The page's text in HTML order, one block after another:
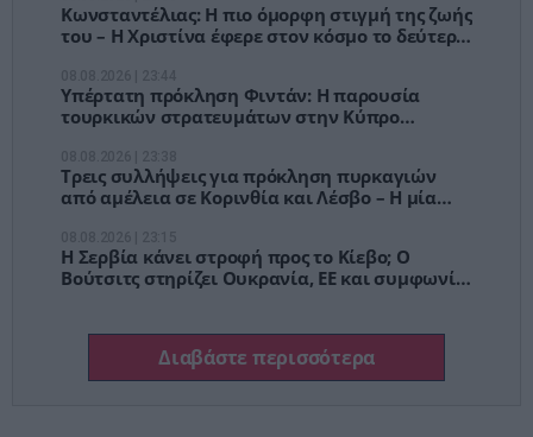
Κωνσταντέλιας: Η πιο όμορφη στιγμή της ζωής
του – Η Χριστίνα έφερε στον κόσμο το δεύτερο
Υπέρτατη πρόκληση Φιντάν: Η παρουσία
τουρκικών στρατευμάτων στην Κύπρο
Τρεις συλλήψεις για πρόκληση πυρκαγιών
από αμέλεια σε Κορινθία και Λέσβο – Η μία
Η Σερβία κάνει στροφή προς το Κίεβο; Ο
Βούτσιτς στηρίζει Ουκρανία, ΕΕ και συμφωνία
Διαβάστε περισσότερα